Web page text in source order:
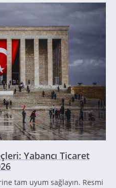
Yabancı Ticaret
tam uyum sağlayın. Resmi